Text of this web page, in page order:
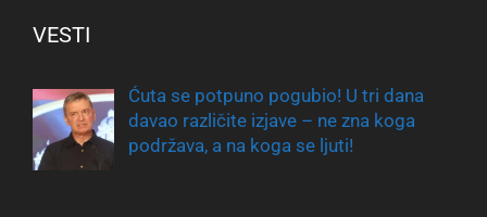
VESTI
Ćuta se potpuno pogubio! U tri dana
davao različite izjave – ne zna koga
podržava, a na koga se ljuti!